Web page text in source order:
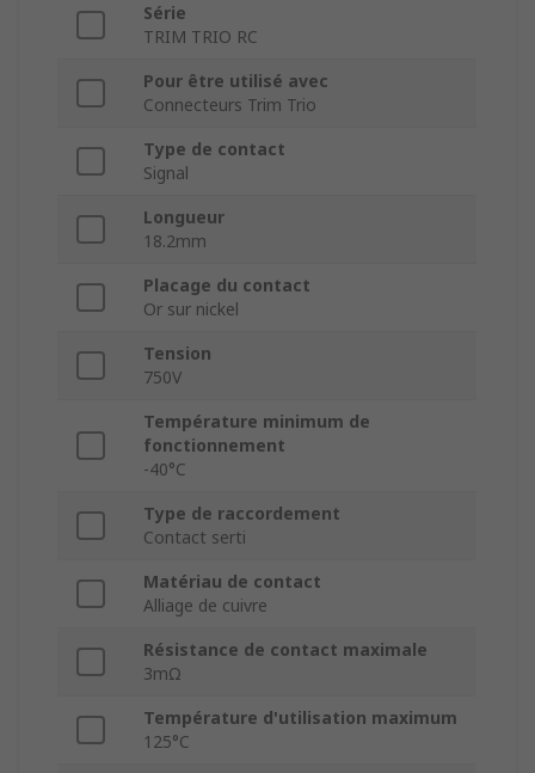
Série
TRIM TRIO RC
Pour être utilisé avec
Connecteurs Trim Trio
Type de contact
Signal
Longueur
18.2mm
Placage du contact
Or sur nickel
Tension
750V
Température minimum de
fonctionnement
-40°C
Type de raccordement
Contact serti
Matériau de contact
Alliage de cuivre
Résistance de contact maximale
3mΩ
Température d'utilisation maximum
125°C